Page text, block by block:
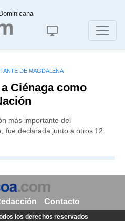
DE MAGDALENA
Ciénaga como
más importante del
fue declarada junto a otros 12
Contacto
los derechos reservados